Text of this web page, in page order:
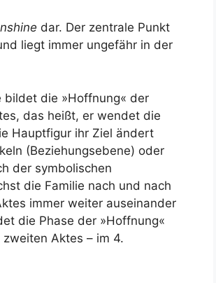
dar. Der zentrale Punkt
liegt immer ungefähr in der
bildet die »Hoffnung« der
das heißt, er wendet die
Hauptfigur ihr Ziel ändert
(Beziehungsebene) oder
der symbolischen
die Familie nach und nach
immer weiter auseinander
die Phase der »Hoffnung«
Aktes – im 4.